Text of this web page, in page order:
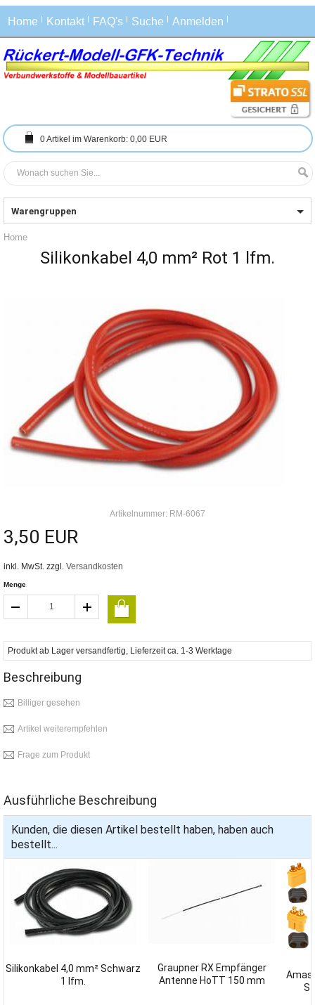
Home Kontakt FAQ's Suche Anmelden
0Artikel im Warenkorb: 0,00 EUR
Warengruppen
Home
Silikonkabel 4,0 mm² Rot 1 lfm.
Artikelnummer: RM-6067
3,50 EUR
inkl. MwSt. zzgl. Versandkosten
Menge
Produkt ab Lager versandfertig, Lieferzeit ca. 1-3 Werktage
Beschreibung
Billiger gesehen
Artikel weiterempfehlen
Frage zum Produkt
Ausführliche Beschreibung
Kunden, die diesen Artikel bestellt haben, haben auch
bestellt...
Silikonkabel 4,0 mm² Schwarz
1 lfm.
Graupner RX Empfänger
Antenne HoTT 150 mm